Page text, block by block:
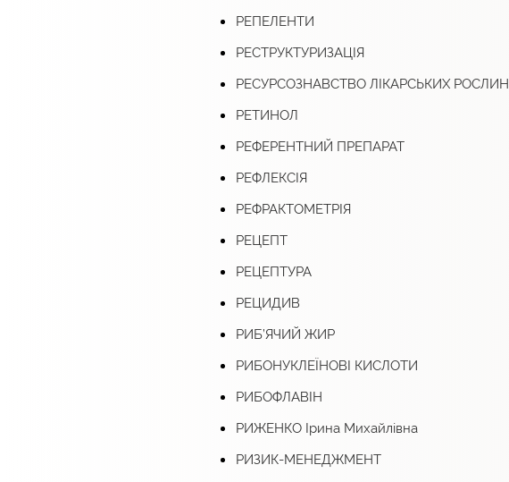
РЕПЕЛЕНТИ
РЕСТРУКТУРИЗАЦІЯ
РЕСУРСОЗНАВСТВО ЛІКАРСЬКИХ РОСЛИН
РЕТИНОЛ
РЕФЕРЕНТНИЙ ПРЕПАРАТ
РЕФЛЕКСІЯ
РЕФРАКТОМЕТРІЯ
РЕЦЕПТ
РЕЦЕПТУРА
РЕЦИДИВ
РИБ’ЯЧИЙ ЖИР
РИБОНУКЛЕЇНОВІ КИСЛОТИ
РИБОФЛАВІН
РИЖЕНКО Ірина Михайлівна
РИЗИК-МЕНЕДЖМЕНТ